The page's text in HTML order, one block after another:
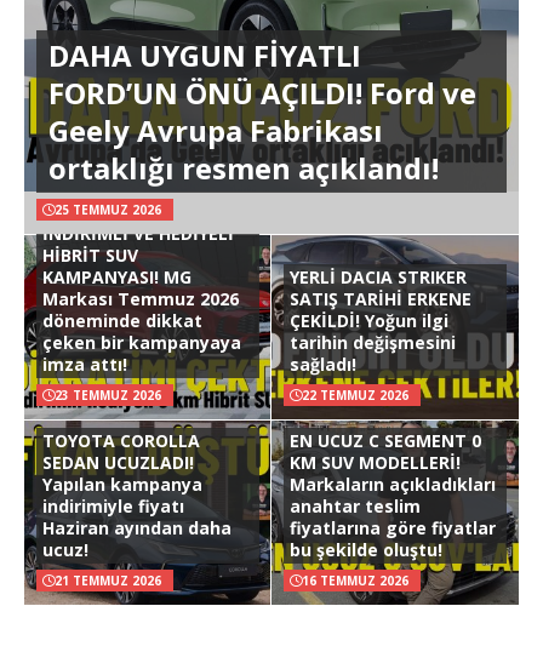
DAHA UYGUN FİYATLI
FORD’UN ÖNÜ AÇILDI! Ford ve
Geely Avrupa Fabrikası
ortaklığı resmen açıklandı!
25 TEMMUZ 2026
İNDİRİMLİ VE HEDİYELİ
HİBRİT SUV
KAMPANYASI! MG
Markası Temmuz 2026
döneminde dikkat
çeken bir kampanyaya
imza attı!
23 TEMMUZ 2026
YERLİ DACIA STRIKER
SATIŞ TARİHİ ERKENE
ÇEKİLDİ! Yoğun ilgi
tarihin değişmesini
sağladı!
22 TEMMUZ 2026
TOYOTA COROLLA
SEDAN UCUZLADI!
Yapılan kampanya
indirimiyle fiyatı
Haziran ayından daha
ucuz!
21 TEMMUZ 2026
EN UCUZ C SEGMENT 0
KM SUV MODELLERİ!
Markaların açıkladıkları
anahtar teslim
fiyatlarına göre fiyatlar
bu şekilde oluştu!
16 TEMMUZ 2026